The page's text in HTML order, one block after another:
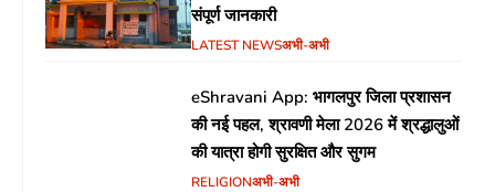
संपूर्ण जानकारी
LATEST NEWSअभी-अभी
eShravani App: भागलपुर जिला प्रशासन
की नई पहल, श्रावणी मेला 2026 में श्रद्धालुओं
की यात्रा होगी सुरक्षित और सुगम
RELIGIONअभी-अभी